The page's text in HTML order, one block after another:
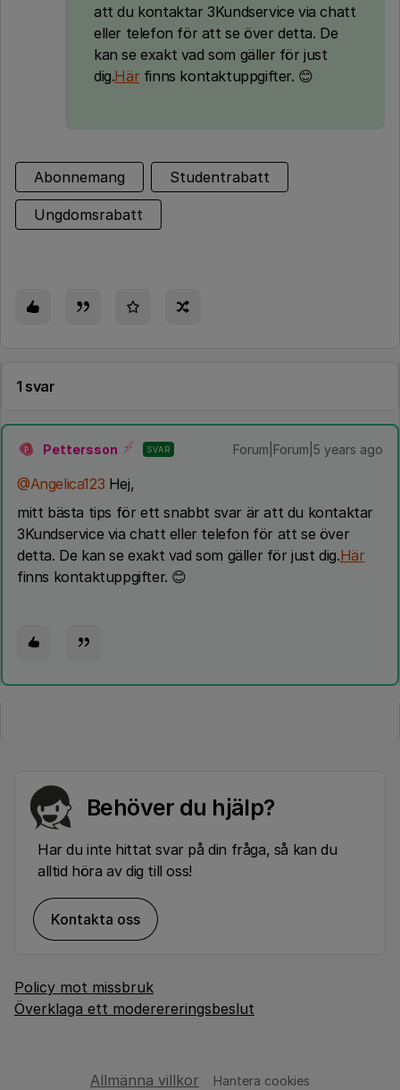
att du kontaktar 3Kundservice via chatt
eller telefon för att se över detta. De
kan se exakt vad som gäller för just
dig.Här finns kontaktuppgifter. 😊
Abonnemang Studentrabatt
Ungdomsrabatt
1 svar
P Pettersson SVAR Forum|Forum|5 years ago
@Angelica123 Hej,
mitt bästa tips för ett snabbt svar är att du kontaktar
3Kundservice via chatt eller telefon för att se över
detta. De kan se exakt vad som gäller för just dig.Här
finns kontaktuppgifter. 😊
Behöver du hjälp?
Har du inte hittat svar på din fråga, så kan du
alltid höra av dig till oss!
Kontakta oss
Policy mot missbruk
Överklaga ett moderereringsbeslut
Allmänna villkor Hantera cookies